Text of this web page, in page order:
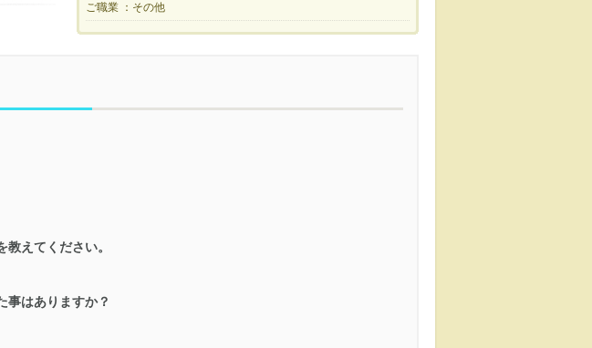
ご職業 ： その他
えてください。
事はありますか？